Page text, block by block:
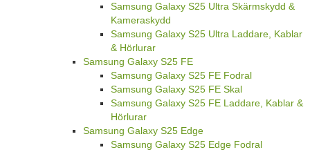
Samsung Galaxy S25 Ultra Skärmskydd &
Kameraskydd
Samsung Galaxy S25 Ultra Laddare, Kablar
& Hörlurar
Samsung Galaxy S25 FE
Samsung Galaxy S25 FE Fodral
Samsung Galaxy S25 FE Skal
Samsung Galaxy S25 FE Laddare, Kablar &
Hörlurar
Samsung Galaxy S25 Edge
Samsung Galaxy S25 Edge Fodral